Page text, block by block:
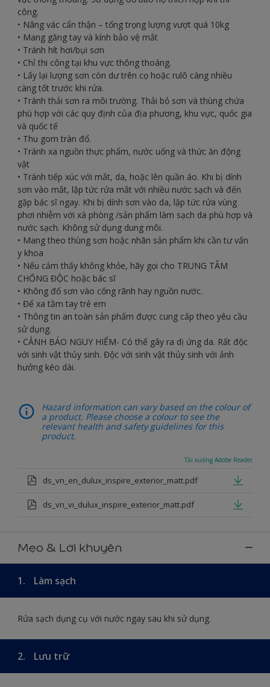
công.
• Nâng vác cẩn thận – tổng trọng lượng vượt quá 10kg
• Mang găng tay và kính bảo vệ mắt
• Tránh hít hơi/bụi sơn
• Chỉ thi công tại khu vực thông thoáng.
• Lấy lại lượng sơn còn dư trên cọ hoặc rulô càng nhiều
càng tốt trước khi rửa.
• Tránh thải sơn ra môi trường. Thải bỏ sơn và thùng chứa
phù hợp với các quy định của địa phương, khu vực, quốc gia
và quốc tế
• Thu gom tràn đổ.
• Tránh xa nguồn thực phẩm, nước uống và thức ăn động
vật
• Tránh tiếp xúc với mắt, da, hoặc lên quần áo. Khi bị dính
sơn vào mắt, lập tức rửa mắt với nhiều nước sạch và đến
gặp bác sĩ ngay. Khi bị dính sơn vào da, lập tức rửa vùng
phơi nhiễm với xà phòng /sản phẩm làm sạch da phù hợp và
nước sạch. Không sử dụng dung môi.
• Mang theo thùng sơn hoặc nhãn sản phẩm khi cần tư vấn
y khoa
• Nếu cảm thấy không khỏe, hãy gọi cho TRUNG TÂM
CHỐNG ĐỘC hoặc bác sĩ
• Không đổ sơn vào cống rãnh hay nguồn nước.
• Để xa tầm tay trẻ em
• Thông tin an toàn sản phẩm được cung cấp theo yêu cầu
sử dụng.
• CẢNH BÁO NGUY HIỂM- Có thể gây ra dị ứng da. Rất độc
với sinh vật thủy sinh. Độc với sinh vật thủy sinh với ảnh
hưởng kéo dài.
Hazard information can vary based on the colour of
a product. Please choose a colour to see the
relevant health and safety guidelines for this
product.
Tải xuống Adobe Reader
ds_vn_en_dulux_inspire_exterior_matt.pdf
ds_vn_vi_dulux_inspire_exterior_matt.pdf
Mẹo & Lời khuyên
1. Làm sạch
Rửa sạch dụng cụ với nước ngay sau khi sử dụng.
2. Lưu trữ